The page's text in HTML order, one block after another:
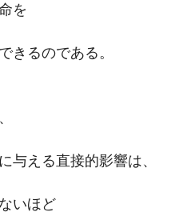
を
きるのである。
与える直接的影響は、
いほど